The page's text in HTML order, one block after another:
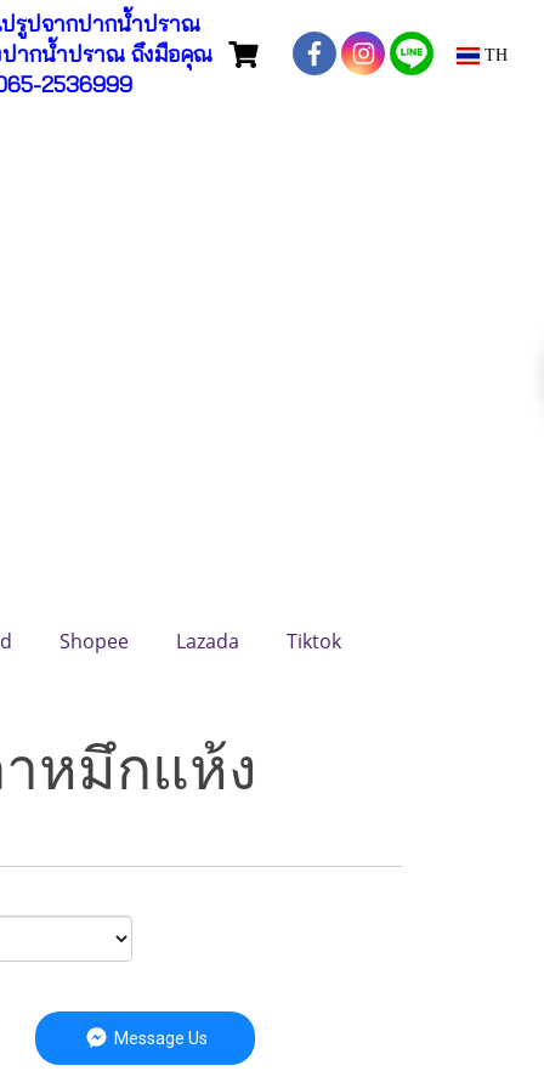
ปรูปจากปากน้ำปราณ
ปากน้ำปราณ ถึงมือคุณ
2536999
TH
Shopee Lazada Tiktok
หมึกแห้ง
Message Us